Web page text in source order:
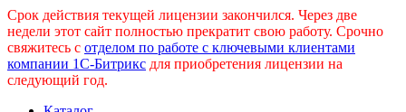
Срок действия текущей лицензии закончился. Через две
недели этот сайт полностью прекратит свою работу. Срочно
свяжитесь с отделом по работе с ключевыми клиентами
компании 1С-Битрикс для приобретения лицензии на
следующий год.